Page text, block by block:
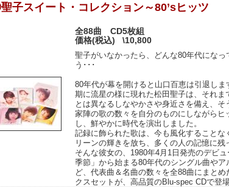
子スイート・コレクション～80’sヒッツ
全88曲 CD5枚組
価格(税込)
\10,800
聖子がいなかったら、どんな80年代になっ
う･･･
80年代が幕を開けると山口百恵は引退しま
期に流星の様に現れた松田聖子は、それま
とは異なるしなやかさや身近さを備え、そ
家陣の歌の数々を自分のものにしながらヒ
し、鮮やかに時代を演出しました。
記録に飾られた歌は、今も風化することな
リーンの輝きを放ち、多くの人の記憶に残
そんな彼女の、1980年4月1日発売のデビ
季節」から始まる80年代のシングル曲やア
ど、代表曲＆名曲の数々を全88曲にまとめ
クスセットが、高品質のBlu-spec CDで登場